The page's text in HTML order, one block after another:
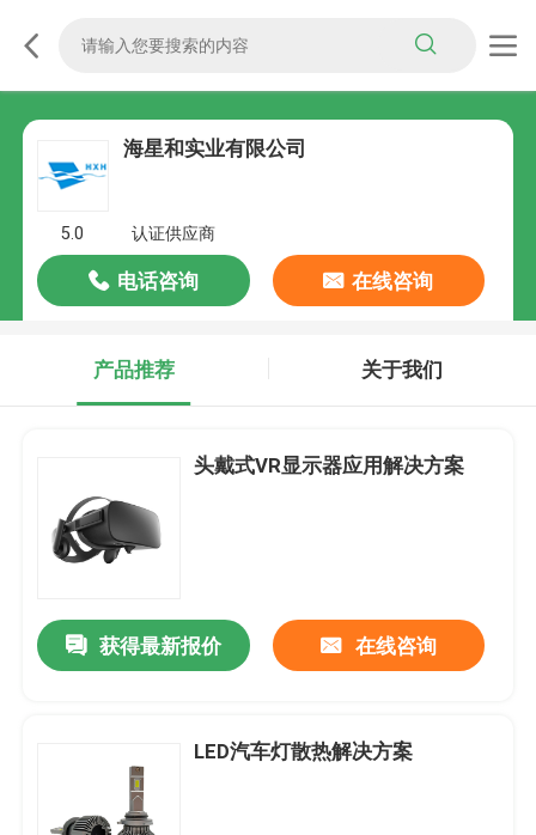
海星和实业有限公司
5.0 认证供应商
电话咨询 在线咨询
产品推荐 关于我们
头戴式VR显示器应用解决方案
获得最新报价 在线咨询
LED汽车灯散热解决方案